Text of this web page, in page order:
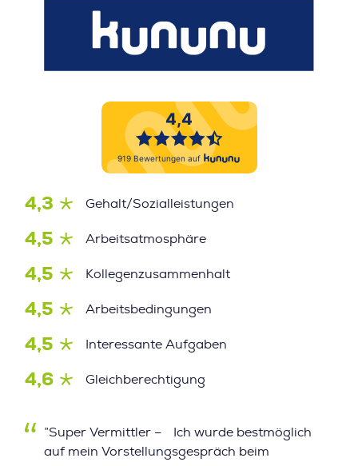
4,3 Gehalt/Sozialleistungen
4,5 Arbeitsatmosphäre
4,5 Kollegenzusammenhalt
4,5 Arbeitsbedingungen
4,5 Interessante Aufgaben
4,6 Gleichberechtigung
”Super Vermittler – Ich wurde bestmöglich
auf mein Vorstellungsgespräch beim